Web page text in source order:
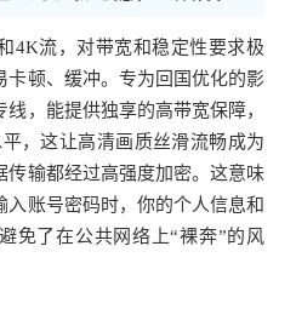
4K流，对带宽和稳定性要求极
卡顿、缓冲。专为回国优化的影
，能提供独享的高带宽保障，
，这让高清画质丝滑流畅成为
传输都经过高强度加密。这意味
入账号密码时，你的个人信息和
免了在公共网络上“裸奔”的风